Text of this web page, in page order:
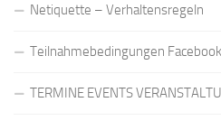
Netiquette – Verhaltensregeln
Teilnahmebedingungen
TERMINE EVENTS